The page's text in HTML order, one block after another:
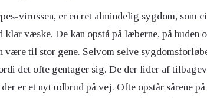
virussen, er en ret almindelig sygdom, som
klar væske. De kan opstå på læberne, på huden
være til stor gene. Selvom selve
det ofte gentager sig. De der lider af
er et nyt udbrud på vej. Ofte opstår sårene på